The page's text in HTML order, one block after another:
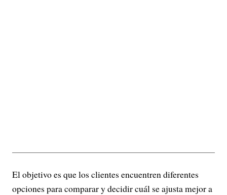
El objetivo es que los clientes encuentren diferentes
opciones para comparar y decidir cuál se ajusta mejor a